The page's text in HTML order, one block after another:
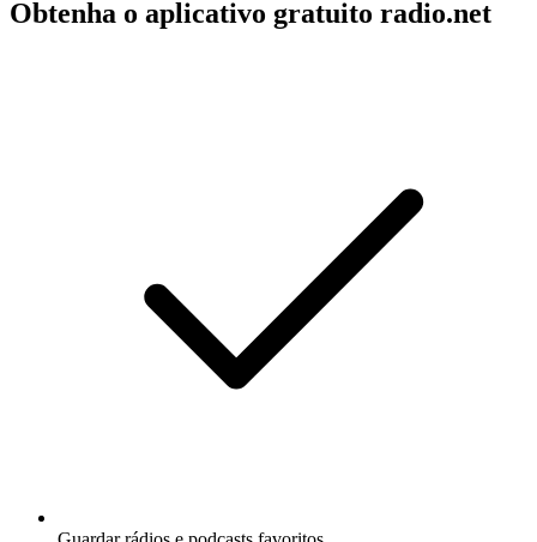
Obtenha o aplicativo gratuito radio.net